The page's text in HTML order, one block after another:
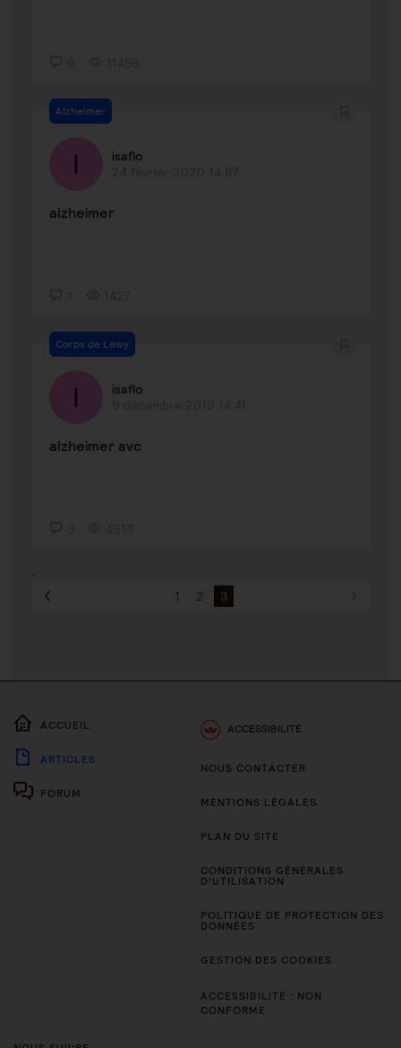
Alzheimer
isaflo
alzheimer
Corps de Lewy
isaflo
alzheimer avc
.
1
2 3
ACCUEIL
ARTICLES
FORUM
ACCESSIBILITÉ
NOUS CONTACTER
MENTIONS LÉGALES
PLAN DU SITE
CONDITIONS GÉNÉRALES
D’UTILISATION
POLITIQUE DE PROTECTION DES
DONNÉES
GESTION DES COOKIES
ACCESSIBILITÉ : NON
CONFORME